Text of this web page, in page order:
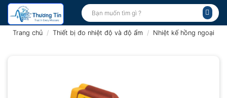
Bỏ
qua
Tìm
kiếm:
Trang chủ / Thiết bị đo nhiệt độ và độ ẩm / Nhiệt kế hồng ngoại